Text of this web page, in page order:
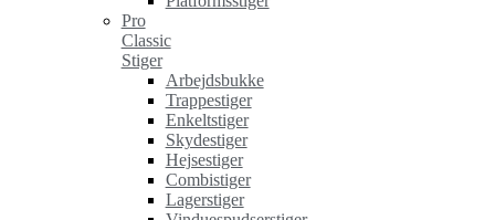
Pro
Classic
Stiger
Arbejdsbukke
Trappestiger
Enkeltstiger
Skydestiger
Hejsestiger
Combistiger
Lagerstiger